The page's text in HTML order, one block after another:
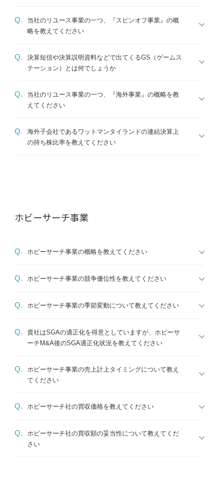
Q.
当社のリユース事業の一つ、『スピンオフ事業』の概
略を教えてください
Q.
決算短信や決算説明資料などで出てくるGS（ゲームス
テーション）とは何でしょうか
Q.
当社のリユース事業の一つ、『海外事業』の概略を教
えてください
Q.
海外子会社であるワットマンタイランドの連結決算上
の持ち株比率を教えてください
ホビーサーチ事業
Q. ホビーサーチ事業の概略を教えてください
Q. ホビーサーチ事業の競争優位性を教えてください
Q. ホビーサーチ事業の季節変動について教えてください
Q.
貴社はSGAの適正化を得意としていますが、ホビーサ
ーチM&A後のSGA適正化状況を教えてください
Q.
ホビーサーチ事業の売上計上タイミングについて教え
てください
Q. ホビーサーチ社の買収価格を教えてください
Q.
ホビーサーチ社の買収額の妥当性について教えてくだ
さい